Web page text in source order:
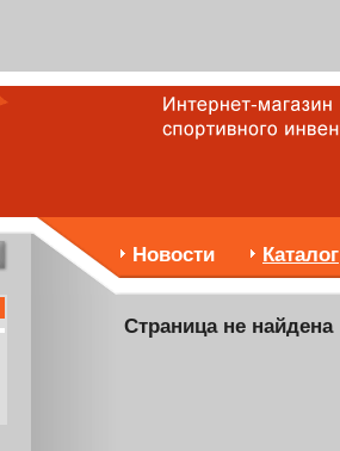
Новости Каталог
Страница не найдена